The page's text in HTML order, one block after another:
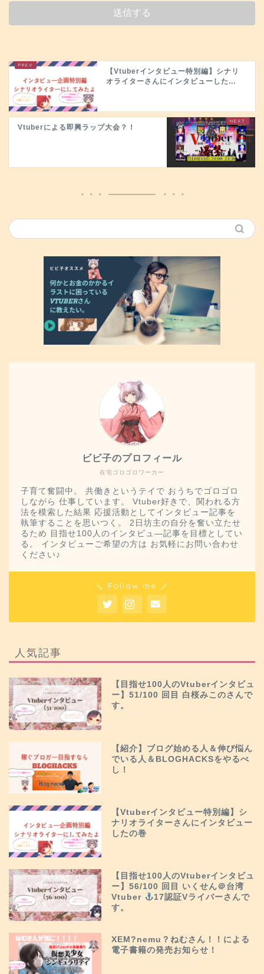
【Vtuberインタビュー特別編】シナリ
オライターさんにインタビューした...
Vtuberによる即興ラップ大会？！
在宅ゴロゴロワーカー
ビビ子のプロフィール
子育て奮闘中。 共働きというテイで おうちでゴロゴロ
しながら 仕事しています。 Vtuber好きで、関われる方
法を模索した結果 応援活動としてインタビュー記事を
執筆することを思いつく。 2日坊主の自分を奮い立たせ
るため 目指せ100人のインタビュ―記事を目標としてい
る。 インタビューご希望の方は お気軽にお問い合わせ
ください♪
＼ Follow me ／
人気記事
【目指せ100人のVtuberインタビュ
ー】51/100 回目 白桜みこのさんで
す。
【紹介】ブログ始める人＆伸び悩ん
でいる人＆BLOGHACKSをやるべ
し！
【Vtuberインタビュー特別編】シ
ナリオライターさんにインタビュー
したの巻
【目指せ100人のVtuberインタビュ
ー】56/100 回目 いくせん＠台湾
Vtuber
17認証Vライバーさんで
す。
XEM?nemu？ねむさん！！による
電子書籍の発売お知らせ！